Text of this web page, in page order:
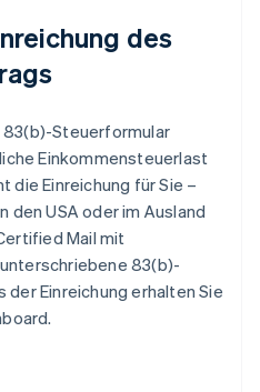
des
83(b)-Steuerformular
Einkommensteuerlast
die Einreichung für Sie –
den USA oder im Ausland
Mail mit
83(b)-
der Einreichung erhalten Sie